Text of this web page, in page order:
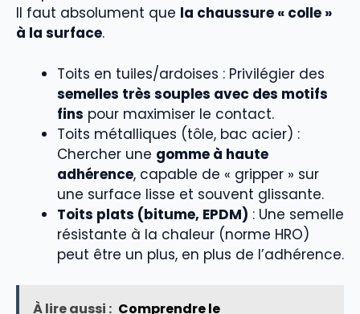
Il faut absolument que la chaussure « colle »
à la surface.
Toits en tuiles/ardoises : Privilégier des
semelles très souples avec des motifs
fins pour maximiser le contact.
Toits métalliques (tôle, bac acier) :
Chercher une gomme à haute
adhérence, capable de « gripper » sur
une surface lisse et souvent glissante.
Toits plats (bitume, EPDM) : Une semelle
résistante à la chaleur (norme HRO)
peut être un plus, en plus de l’adhérence.
À lire aussi : Comprendre le